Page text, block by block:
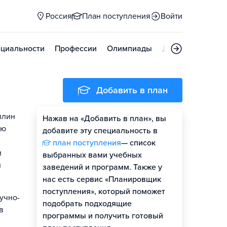
Россия План поступления Войти
Профессии Олимпиады Дни открытых
Добавить в план
Нажав на «Добавить в план», вы
добавите эту специальность в
план поступления— список
выбранных вами учебных
заведений и программ. Также у
нас есть сервис «Планировщик
поступления», который поможет
подобрать подходящие
программы и получить готовый